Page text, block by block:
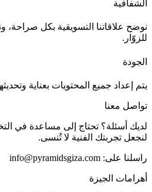
الشفافية
نوضح علاقاتنا التسويقية بكل صراحة،
للزوّار.
الجودة
يتم إعداد جميع المحتويات بعناية
تواصل معنا
لديك أسئلة؟ تحتاج إلى مساعدة في
لنجعل تجربتك الفنية لا تُنسى.
راسلنا على: info@pyramidsgiza.com
أهرامات الجيزة